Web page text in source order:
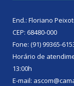
End.: Floriano
CEP: 68480-000
Fone: (91) 99365-
Horário de
13:00h
E-mail: